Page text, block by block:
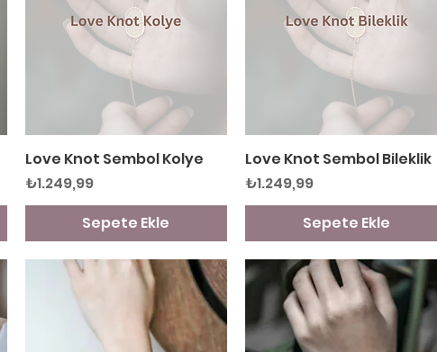
Hızlı Bakış
Love Knot Sembol Kolye
Fiyat
₺1.249,99
Sepete Ekle
Hızlı Bakış
Love Knot Sembol Bileklik
Fiyat
₺1.249,99
Sepete Ekle